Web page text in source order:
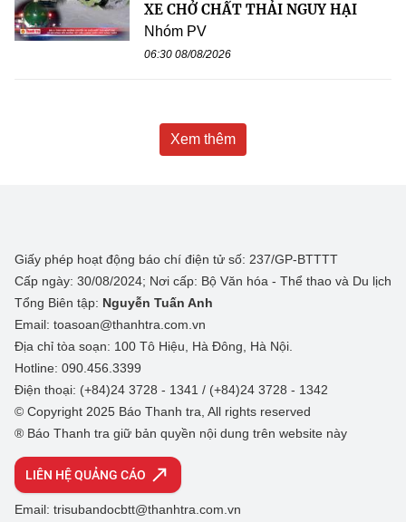
XE CHỞ CHẤT THẢI NGUY HẠI
Nhóm PV
06:30 08/08/2026
Xem thêm
Giấy phép hoạt động báo chí điện tử số: 237/GP-BTTTT
Cấp ngày: 30/08/2024; Nơi cấp: Bộ Văn hóa - Thể thao và Du lịch
Tổng Biên tập: Nguyễn Tuấn Anh
Email: toasoan@thanhtra.com.vn
Địa chỉ tòa soạn: 100 Tô Hiệu, Hà Đông, Hà Nội.
Hotline: 090.456.3399
Điện thoại: (+84)24 3728 - 1341 / (+84)24 3728 - 1342
© Copyright 2025 Báo Thanh tra, All rights reserved
® Báo Thanh tra giữ bản quyền nội dung trên website này
LIÊN HỆ QUẢNG CÁO
Email: trisubandocbtt@thanhtra.com.vn